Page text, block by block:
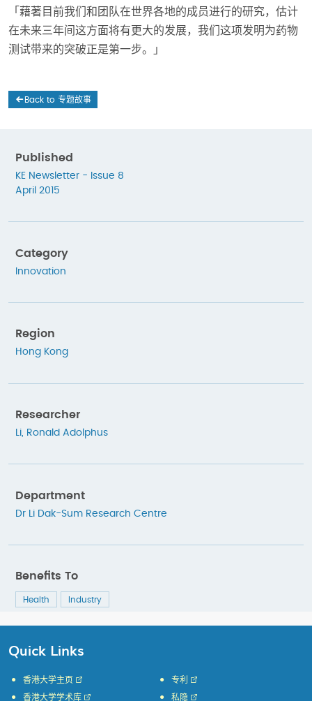
「藉著目前我们和团队在世界各地的成员进行的研究，估计
在未来三年间这方面将有更大的发展，我们这项发明为药物
测试带来的突破正是第一步。」
Back to 专题故事
Published
KE Newsletter - Issue 8
April 2015
Category
Innovation
Region
Hong Kong
Researcher
Li, Ronald Adolphus
Department
Dr Li Dak-Sum Research Centre
Benefits To
Health Industry
Quick Links
香港大学主页
香港大学学术库
专利
私隐